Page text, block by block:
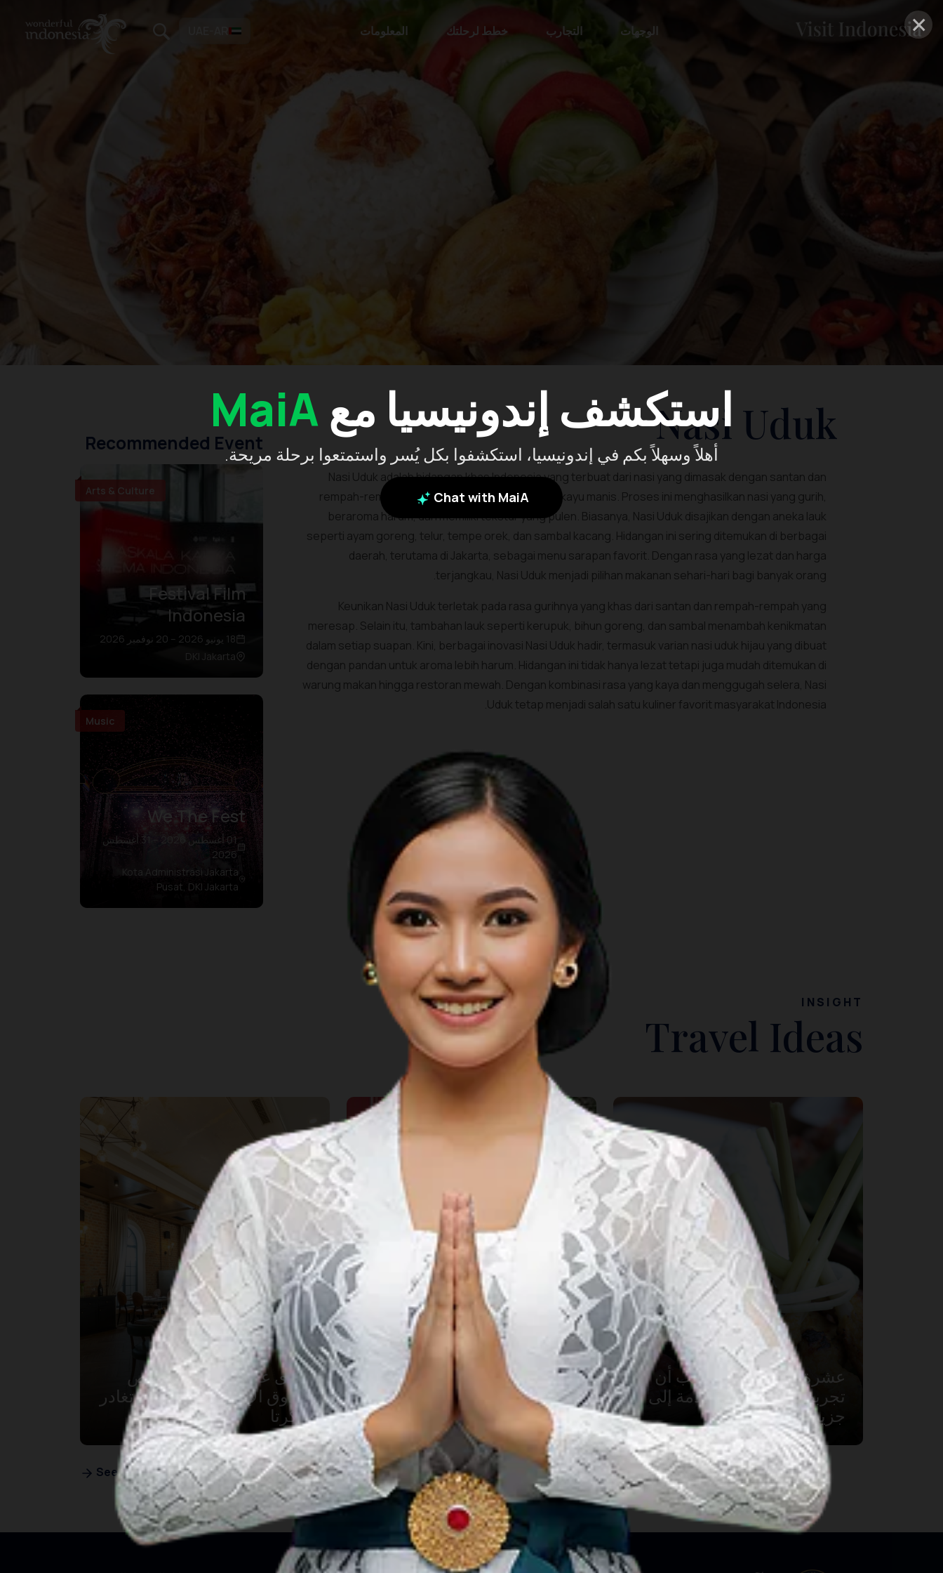
×
استكشف إندونيسيا معMaiA
أهلاً وسهلاً بكم في إندونيسيا، استكشفوا بكل يُسر واستمتعوا برحلة مريحة.
Chat with MaiA
الوجهات التجارب خطط لرحلتك المعلومات UAE-AR
Nasi Uduk
Nasi Uduk adalah hidangan khas Indonesia yang terbuat dari nasi yang dimasak dengan santan dan
rempah-rempah seperti serai, daun salam, dan kayu manis. Proses ini menghasilkan nasi yang gurih,
beraroma harum, dan memiliki tekstur yang pulen. Biasanya, Nasi Uduk disajikan dengan aneka lauk
seperti ayam goreng, telur, tempe orek, dan sambal kacang. Hidangan ini sering ditemukan di berbagai
daerah, terutama di Jakarta, sebagai menu sarapan favorit. Dengan rasa yang lezat dan harga
terjangkau, Nasi Uduk menjadi pilihan makanan sehari-hari bagi banyak orang.
Keunikan Nasi Uduk terletak pada rasa gurihnya yang khas dari santan dan rempah-rempah yang
meresap. Selain itu, tambahan lauk seperti kerupuk, bihun goreng, dan sambal menambah kenikmatan
dalam setiap suapan. Kini, berbagai inovasi Nasi Uduk hadir, termasuk varian nasi uduk hijau yang dibuat
dengan pandan untuk aroma lebih harum. Hidangan ini tidak hanya lezat tetapi juga mudah ditemukan di
warung makan hingga restoran mewah. Dengan kombinasi rasa yang kaya dan menggugah selera, Nasi
Uduk tetap menjadi salah satu kuliner favorit masyarakat Indonesia.
Recommended Event
Arts & Culture
Festival Film
Indonesia
18 يونيو 2026 – 20 نوفمبر 2026
DKI Jakarta
Music
We The Fest
01 أغسطس 2026 – 31 أغسطس
2026
Kota Administrasi Jakarta
Pusat, DKI Jakarta
INSIGHT
Travel Ideas
عشرة أطباق مميزة يجب أن
تجربها في زيارتك القادمة إلى
جزيرة بالي
خمسة عشر مطعم ذات سمات
الحدائق في جاكرتا التي سوف
تهدئ عيونك
إحدى عشر مطعم متخصص
بالذوق الإندونيسي قبل أن تغادر
جاكرتا
See More